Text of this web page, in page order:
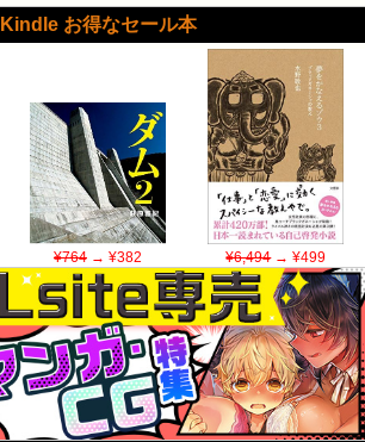
Kindle お得なセール本
¥764→ ¥382 ¥6,494→ ¥499